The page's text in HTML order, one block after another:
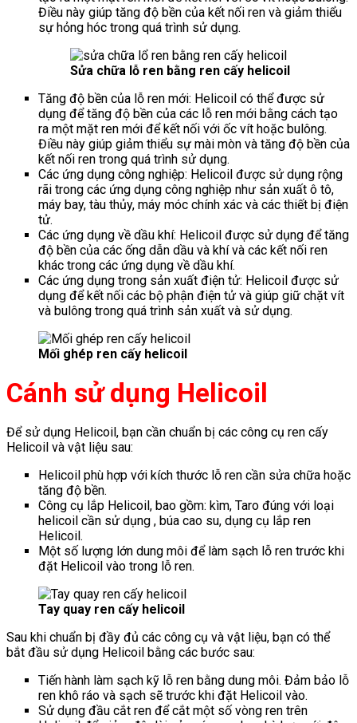
Điều này giúp tăng độ bền của kết nối ren và giảm thiểu
sự hỏng hóc trong quá trình sử dụng.
Sửa chữa lỗ ren bằng ren cấy helicoil
Tăng độ bền của lỗ ren mới: Helicoil có thể được sử
dụng để tăng độ bền của các lỗ ren mới bằng cách tạo
ra một mặt ren mới để kết nối với ốc vít hoặc bulông.
Điều này giúp giảm thiểu sự mài mòn và tăng độ bền của
kết nối ren trong quá trình sử dụng.
Các ứng dụng công nghiệp: Helicoil được sử dụng rộng
rãi trong các ứng dụng công nghiệp như sản xuất ô tô,
máy bay, tàu thủy, máy móc chính xác và các thiết bị điện
tử.
Các ứng dụng về dầu khí: Helicoil được sử dụng để tăng
độ bền của các ống dẫn dầu và khí và các kết nối ren
khác trong các ứng dụng về dầu khí.
Các ứng dụng trong sản xuất điện tử: Helicoil được sử
dụng để kết nối các bộ phận điện tử và giúp giữ chặt vít
và bulông trong quá trình sản xuất và sử dụng.
Mối ghép ren cấy helicoil
Cánh sử dụng Helicoil
Để sử dụng Helicoil, bạn cần chuẩn bị các công cụ ren cấy
Helicoil và vật liệu sau:
Helicoil phù hợp với kích thước lỗ ren cần sửa chữa hoặc
tăng độ bền.
Công cụ lắp Helicoil, bao gồm: kìm, Taro đúng với loại
helicoil cần sử dụng , búa cao su, dụng cụ lắp ren
Helicoil.
Một số lượng lớn dung môi để làm sạch lỗ ren trước khi
đặt Helicoil vào trong lỗ ren.
Tay quay ren cấy helicoil
Sau khi chuẩn bị đầy đủ các công cụ và vật liệu, bạn có thể
bắt đầu sử dụng Helicoil bằng các bước sau:
Tiến hành làm sạch kỹ lỗ ren bằng dung môi. Đảm bảo lỗ
ren khô ráo và sạch sẽ trước khi đặt Helicoil vào.
Sử dụng đầu cắt ren để cắt một số vòng ren trên